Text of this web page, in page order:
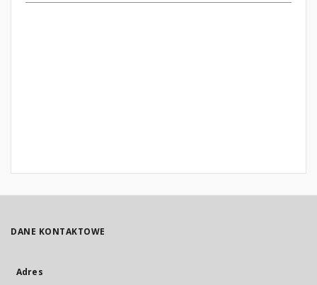
DANE KONTAKTOWE
Adres